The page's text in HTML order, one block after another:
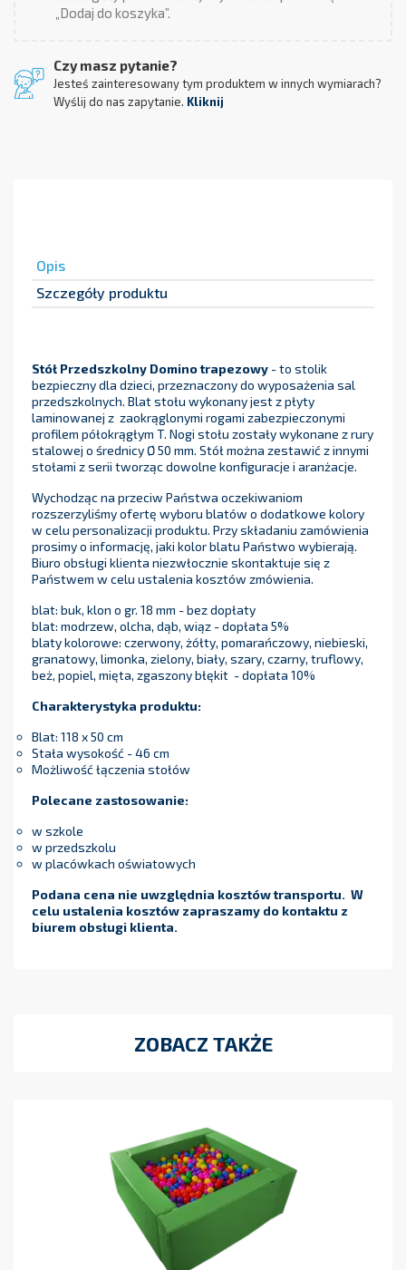
„Dodaj do koszyka”.
Czy masz pytanie?
Jesteś zainteresowany tym produktem w innych wymiarach?
Wyślij do nas zapytanie. Kliknij
Opis
Szczegóły produktu
Stół Przedszkolny Domino trapezowy - to stolik
bezpieczny dla dzieci, przeznaczony do wyposażenia sal
przedszkolnych. Blat stołu wykonany jest z płyty
laminowanej z zaokrąglonymi rogami zabezpieczonymi
profilem półokrągłym T. Nogi stołu zostały wykonane z rury
stalowej o średnicy Ø 50 mm. Stół można zestawić z innymi
stołami z serii tworząc dowolne konfiguracje i aranżacje.
Wychodząc na przeciw Państwa oczekiwaniom
rozszerzyliśmy ofertę wyboru blatów o dodatkowe kolory
w celu personalizacji produktu. Przy składaniu zamówienia
prosimy o informację, jaki kolor blatu Państwo wybierają.
Biuro obsługi klienta niezwłocznie skontaktuje się z
Państwem w celu ustalenia kosztów zmówienia.
blat: buk, klon o gr. 18 mm - bez dopłaty
blat: modrzew, olcha, dąb, wiąz - dopłata 5%
blaty kolorowe: czerwony, żółty, pomarańczowy, niebieski,
granatowy, limonka, zielony, biały, szary, czarny, truflowy,
beż, popiel, mięta, zgaszony błękit - dopłata 10%
Charakterystyka produktu:
Blat: 118 x 50 cm
Stała wysokość - 46 cm
Możliwość łączenia stołów
Polecane zastosowanie:
w szkole
w przedszkolu
w placówkach oświatowych
Podana cena nie uwzględnia kosztów transportu. W
celu ustalenia kosztów zapraszamy do kontaktu z
biurem obsługi klienta.
ZOBACZ TAKŻE